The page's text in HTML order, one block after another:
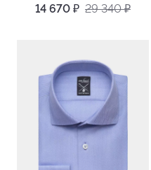
14 670 ₽ 29 340₽